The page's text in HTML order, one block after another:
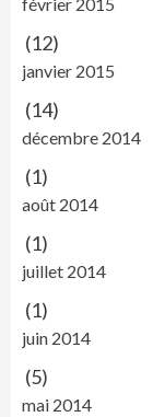
(12)
janvier 2015
(14)
décembre 2014
(1)
août 2014
(1)
juillet 2014
(1)
juin 2014
(5)
mai 2014